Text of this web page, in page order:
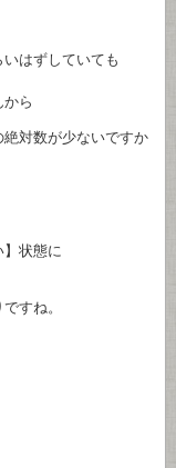
はずしていても
ら
対数が少ないですか
状態に
すね。